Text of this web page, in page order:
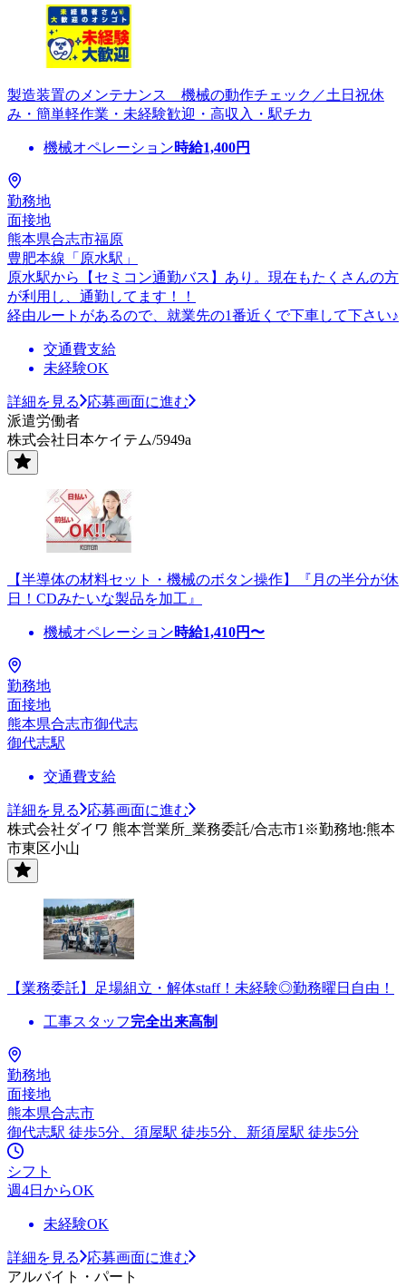
製造装置のメンテナンス 機械の動作チェック／土日祝休
み・簡単軽作業・未経験歓迎・高収入・駅チカ
機械オペレーション時給1,400円
勤務地
面接地
熊本県合志市福原
豊肥本線「原水駅」
原水駅から【セミコン通勤バス】あり。現在もたくさんの方
が利用し、通勤してます！！
経由ルートがあるので、就業先の1番近くで下車して下さい♪
交通費支給
未経験OK
詳細を見る
応募画面に進む
派遣労働者
株式会社日本ケイテム/5949a
【半導体の材料セット・機械のボタン操作】『月の半分が休
日！CDみたいな製品を加工』
機械オペレーション時給1,410円〜
勤務地
面接地
熊本県合志市御代志
御代志駅
交通費支給
詳細を見る
応募画面に進む
株式会社ダイワ 熊本営業所_業務委託/合志市1※勤務地:熊本
市東区小山
【業務委託】足場組立・解体staff！未経験◎勤務曜日自由！
工事スタッフ完全出来高制
勤務地
面接地
熊本県合志市
御代志駅 徒歩5分、須屋駅 徒歩5分、新須屋駅 徒歩5分
シフト
週4日からOK
未経験OK
詳細を見る
応募画面に進む
アルバイト・パート